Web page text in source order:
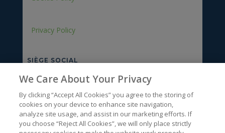
Privacy Policy
SIÈGE SOCIAL
Rue du bois des Hospices, 1
Lu-Ve : 8h – 17h
ENTREPÔT
We Care About Your Privacy
By clicking “Accept All Cookies” you agree to the storing of
cookies on your device to enhance site navigation,
analyze site usage, and assist in our marketing efforts. If
you choose “Reject All Cookies”, we will only place strictly